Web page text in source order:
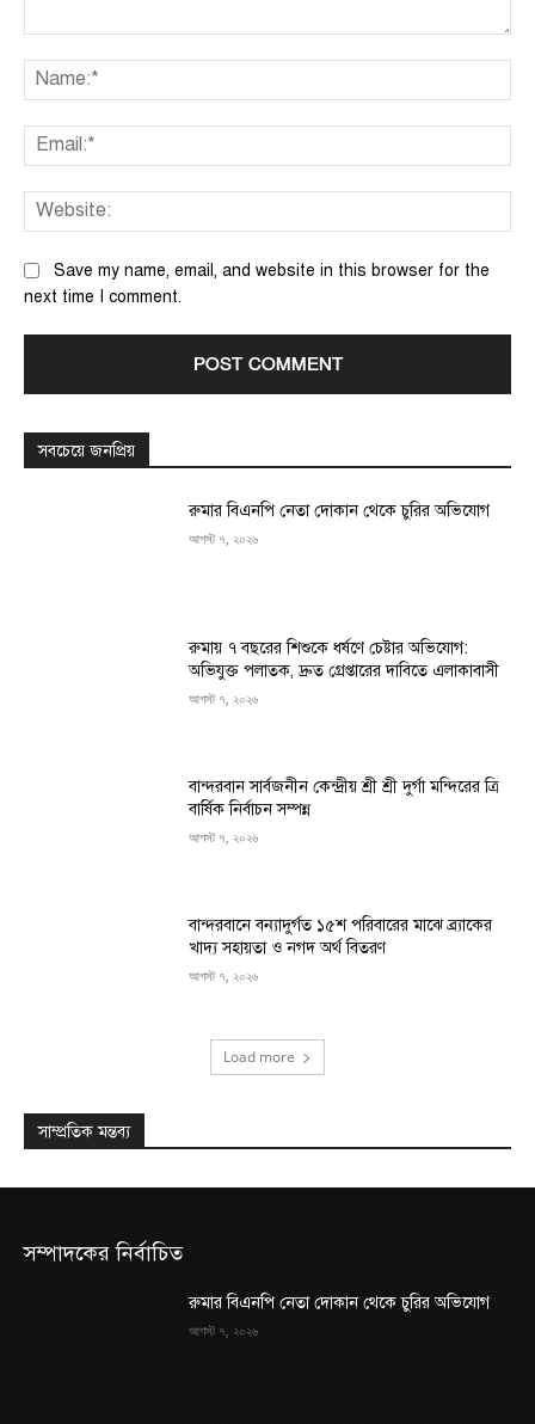
Save my name, email, and website in this browser for the
next time I comment.
সবচেয়ে জনপ্রিয়
রুমার বিএনপি নেতা দোকান থেকে চুরির অভিযোগ
আগস্ট ৭, ২০২৬
রুমায় ৭ বছরের শিশুকে ধর্ষণে চেষ্টার অভিযোগ:
অভিযুক্ত পলাতক, দ্রুত গ্রেপ্তারের দাবিতে এলাকাবাসী
আগস্ট ৭, ২০২৬
বান্দরবান সার্বজনীন কেন্দ্রীয় শ্রী শ্রী দুর্গা মন্দিরের ত্রি
বার্ষিক নির্বাচন সম্পন্ন
আগস্ট ৭, ২০২৬
বান্দরবানে বন্যাদুর্গত ১৫শ পরিবারের মাঝে ব্র্যাকের
খাদ্য সহায়তা ও নগদ অর্থ বিতরণ
আগস্ট ৭, ২০২৬
Load more
সাম্প্রতিক মন্তব্য
সম্পাদকের নির্বাচিত
রুমার বিএনপি নেতা দোকান থেকে চুরির অভিযোগ
আগস্ট ৭, ২০২৬